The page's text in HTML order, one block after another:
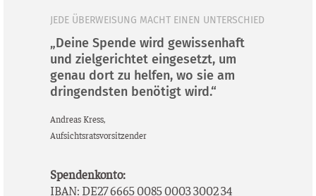
JEDE ÜBERWEISUNG MACHT EINEN UNTERSCHIED
„Deine Spende wird gewissenhaft
und zielgerichtet eingesetzt, um
genau dort zu helfen, wo sie am
dringendsten benötigt wird.“
Andre­as Kress,
Auf­sichts­rats­vor­sit­zen­der
Spen­den­kon­to:
IBAN: DE27 6665 0085 0003 3002 34